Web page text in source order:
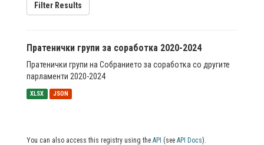
Filter Results
Пратенички групи за соработка 2020-2024
Пратенички групи на Собранието за соработка со другите
парламенти 2020-2024
XLSX JSON
You can also access this registry using the API (see API Docs).